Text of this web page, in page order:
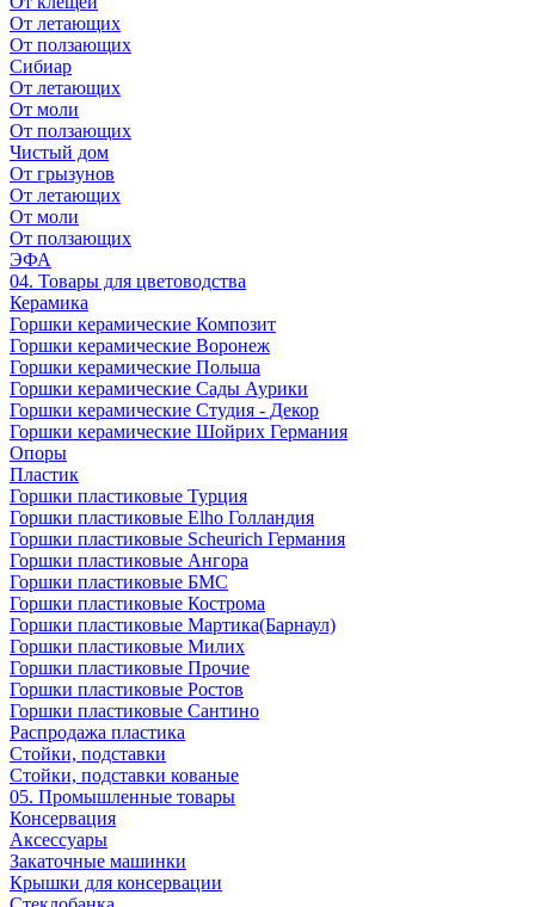
От летающих
От ползающих
Сибиар
От летающих
От моли
От ползающих
Чистый дом
От грызунов
От летающих
От моли
От ползающих
ЭФА
04. Товары для цветоводства
Керамика
Горшки керамические Композит
Горшки керамические Воронеж
Горшки керамические Польша
Горшки керамические Сады Аурики
Горшки керамические Студия - Декор
Горшки керамические Шойрих Германия
Опоры
Пластик
Горшки пластиковые Турция
Горшки пластиковые Elho Голландия
Горшки пластиковые Scheuriсh Германия
Горшки пластиковые Ангора
Горшки пластиковые БМС
Горшки пластиковые Кострома
Горшки пластиковые Мартика(Барнаул)
Горшки пластиковые Милих
Горшки пластиковые Прочие
Горшки пластиковые Ростов
Горшки пластиковые Сантино
Распродажа пластика
Стойки, подставки
Стойки, подставки кованые
05. Промышленные товары
Консервация
Аксессуары
Закаточные машинки
Крышки для консервации